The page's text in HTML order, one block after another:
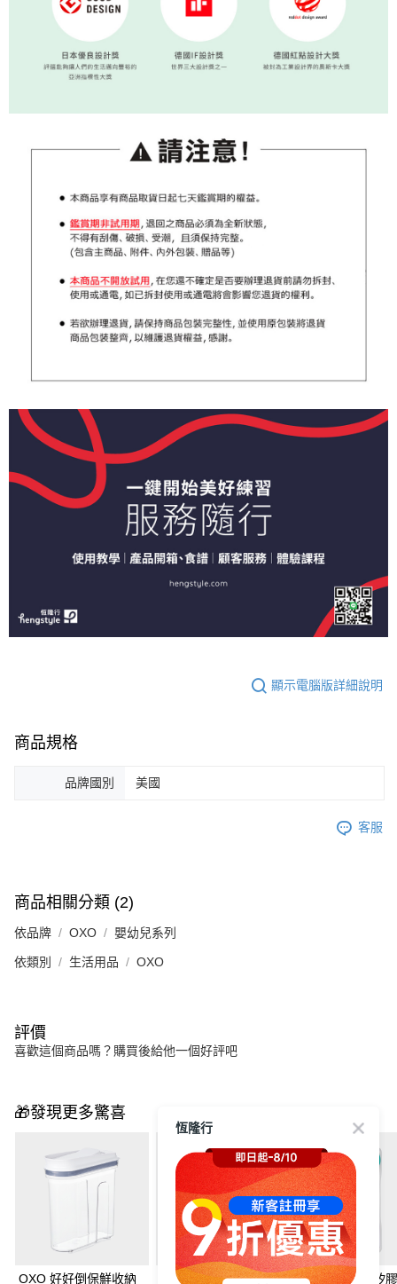
顯示電腦版詳細說明
商品規格
品牌國別 美國
客服
商品相關分類 (2)
依品牌 OXO 嬰幼兒系列
依類別 生活用品 OXO
評價
喜歡這個商品嗎？購買後給他一個好評吧
🎁發現更多驚喜
OXO 好好倒保鮮收納 OXO 好好倒保鮮收納 OXO tot 隨行矽
恆隆行